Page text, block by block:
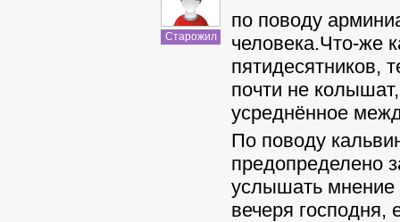
Старожил
по поводу
человека.Что-же
пятидесятников,
почти не
усреднённое
По поводу
предопределено
услышать мнение
вечеря господня,